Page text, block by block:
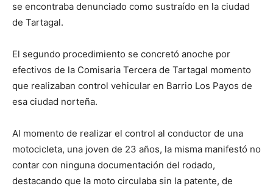
se encontraba denunciado como sustraído en la ciudad
de Tartagal.
El segundo procedimiento se concretó anoche por
efectivos de la Comisaria Tercera de Tartagal momento
que realizaban control vehicular en Barrio Los Payos de
esa ciudad norteña.
Al momento de realizar el control al conductor de una
motocicleta, una joven de 23 años, la misma manifestó no
contar con ninguna documentación del rodado,
destacando que la moto circulaba sin la patente, de